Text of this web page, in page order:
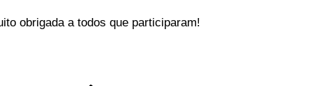
obrigada a todos que participaram!